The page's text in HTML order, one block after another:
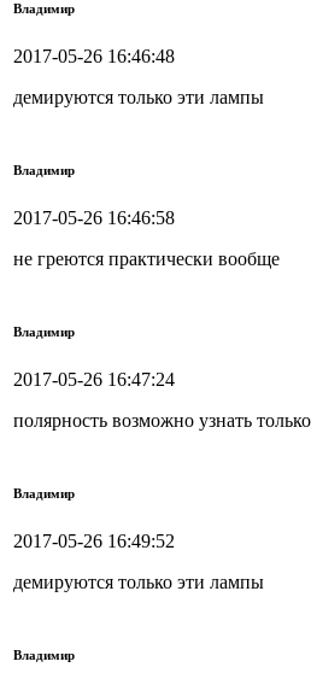
Владимир
2017-05-26 16:46:48
демируются только эти лампы
Владимир
2017-05-26 16:46:58
не греются практически вообще
Владимир
2017-05-26 16:47:24
полярность возможно узнать
Владимир
2017-05-26 16:49:52
демируются только эти лампы
Владимир